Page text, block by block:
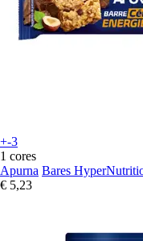
+-3
1 cores
Apurna Bares
€ 5,23